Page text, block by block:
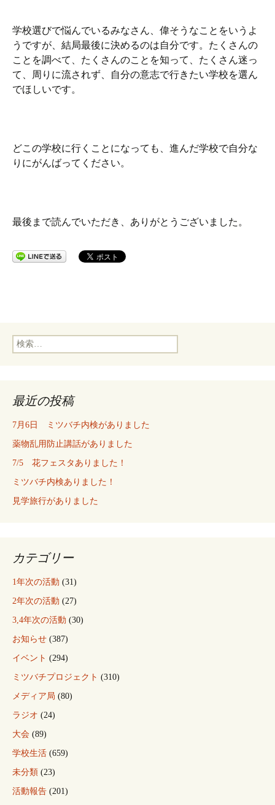
学校選びで悩んでいるみなさん、偉そうなことをいうよ
うですが、結局最後に決めるのは自分です。たくさんの
ことを調べて、たくさんのことを知って、たくさん迷っ
て、周りに流されず、自分の意志で行きたい学校を選ん
でほしいです。
どこの学校に行くことになっても、進んだ学校で自分な
りにがんばってください。
最後まで読んでいただき、ありがとうございました。
検
索:
最近の投稿
7月6日 ミツバチ内検がありました
薬物乱用防止講話がありました
7/5 花フェスタありました！
ミツバチ内検ありました！
見学旅行がありました
カテゴリー
1年次の活動 (31)
2年次の活動 (27)
3,4年次の活動 (30)
お知らせ (387)
イベント (294)
ミツバチプロジェクト (310)
メディア局 (80)
ラジオ (24)
大会 (89)
学校生活 (659)
未分類 (23)
活動報告 (201)